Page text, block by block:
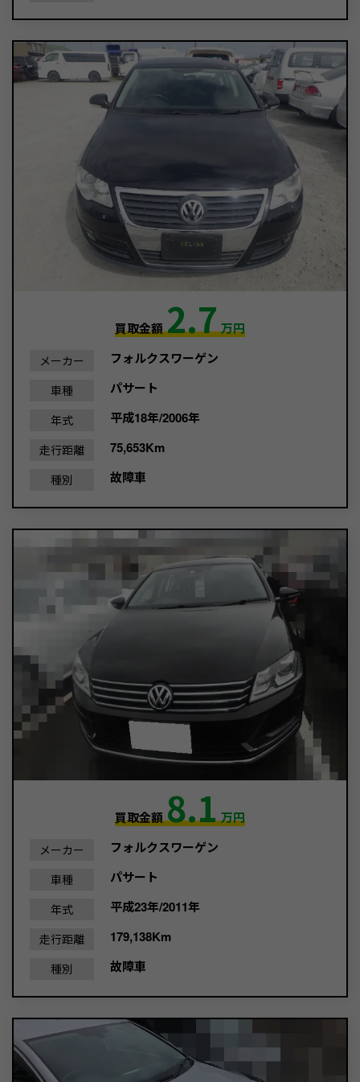
買取金額2.7万円
メーカー フォルクスワーゲン
車種 パサート
年式 平成18年/2006年
走行距離 75,653Km
種別 故障車
買取金額8.1万円
メーカー フォルクスワーゲン
車種 パサート
年式 平成23年/2011年
走行距離 179,138Km
種別 故障車